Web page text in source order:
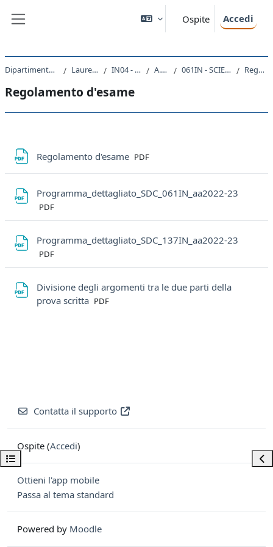
Ospite Accedi
Apri indice del corso
Dipartimento di Ingegneria e Architettura Laurea triennale (DM270) IN04 - INGEGNERIA NAVALE A.A. 2022 - 2023 061IN - SCIENZA DELLE COSTRUZIONI 2022 Regolamento d'esame
Regolamento d'esame
Regolamento d'esame File
PDF
Programma_dettagliato_SDC_061IN_aa2022-23
PDF
Programma_dettagliato_SDC_137IN_aa2022-23
PDF
Divisione degli argomenti tra le due parti della
prova scritta File
PDF
Contatta il supporto
Ospite (Accedi)
Ottieni l'app mobile
Passa al tema standard
Powered by Moodle